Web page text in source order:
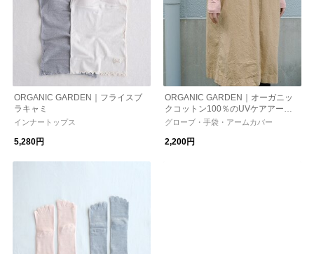
ORGANIC GARDEN｜フライスブ
ラキャミ
インナートップス
5,280円
ORGANIC GARDEN｜オーガニッ
クコットン100％のUVケアアーム
カバー【UV・紫外線対策】【オー
グローブ・手袋・アームカバー
2,200円